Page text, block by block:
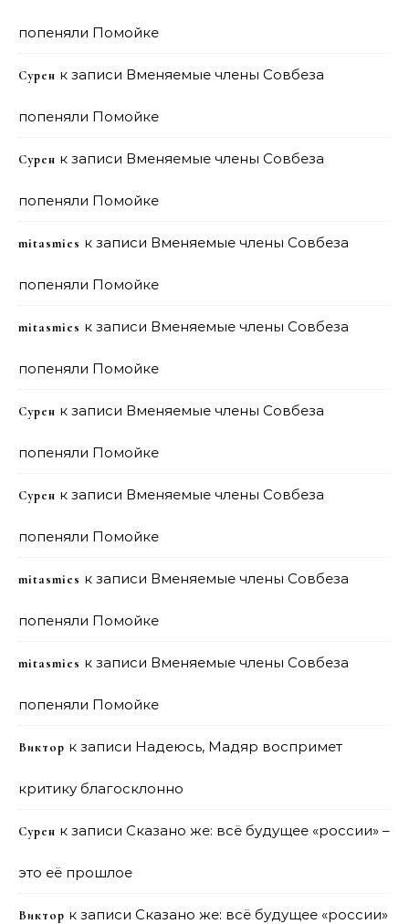
попеняли Помойке
Сурен к записи Вменяемые члены Совбеза
попеняли Помойке
Сурен к записи Вменяемые члены Совбеза
попеняли Помойке
mitasmies к записи Вменяемые члены Совбеза
попеняли Помойке
mitasmies к записи Вменяемые члены Совбеза
попеняли Помойке
Сурен к записи Вменяемые члены Совбеза
попеняли Помойке
Сурен к записи Вменяемые члены Совбеза
попеняли Помойке
mitasmies к записи Вменяемые члены Совбеза
попеняли Помойке
mitasmies к записи Вменяемые члены Совбеза
попеняли Помойке
Виктор к записи Надеюсь, Мадяр воспримет
критику благосклонно
Сурен к записи Сказано же: всё будущее «россии» –
это её прошлое
Виктор к записи Сказано же: всё будущее «россии»